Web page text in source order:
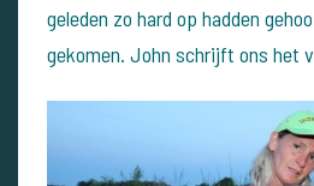
geleden zo hard op hadden
gekomen. John schrijft ons het